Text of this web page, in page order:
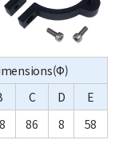
C D
E
86 8 58